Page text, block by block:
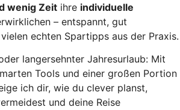
wenig Zeit ihre individuelle
– entspannt, gut
echten Spartipps aus der Praxis.
langersehnter Jahresurlaub: Mit
Tools und einer großen Portion
ich dir, wie du clever planst,
und deine Reise